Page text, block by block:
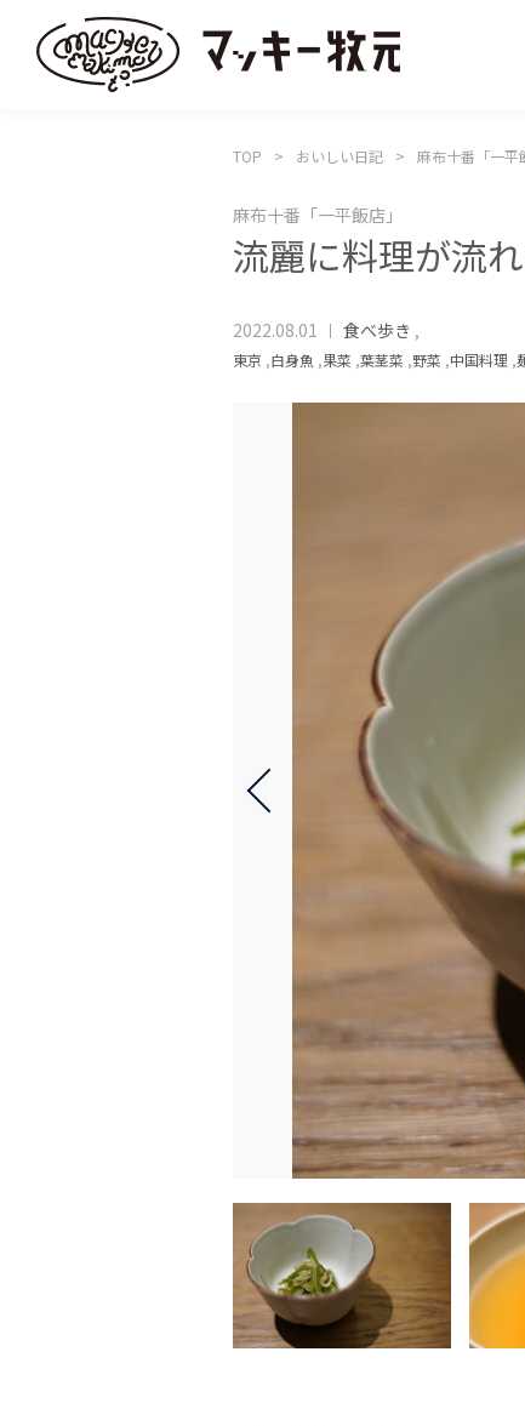
TOP おいしい日記 麻布十番「一
麻布十番「一平飯店」
流麗に料理が
2022.08.01 食べ歩き ,
東京 ,白身魚 ,果菜 ,葉茎菜 ,野菜 ,中国料理 ,